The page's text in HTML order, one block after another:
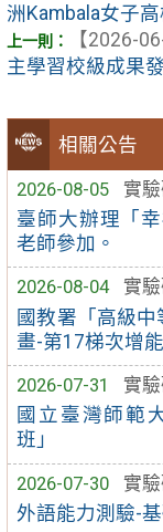
相關公告
2026-08-05
實
臺師大辦理「
老師參加。
2026-08-04
實
國教署「高級
畫-第17梯次增
2026-07-31
實
國立臺灣師範
班」
2026-07-30
實
外語能力測驗-
洲Kambala女子
【2026-
主學習校級成果